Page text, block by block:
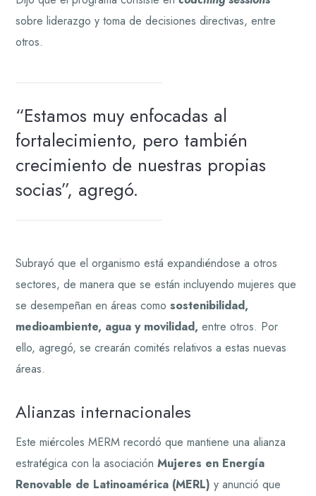
sobre liderazgo y toma de decisiones directivas, entre
otros.
“Estamos muy enfocadas al
fortalecimiento, pero también
crecimiento de nuestras propias
socias”, agregó.
Subrayó que el organismo está expandiéndose a otros
sectores, de manera que se están incluyendo mujeres que
se desempeñan en áreas comosostenibilidad,
medioambiente, agua y movilidad,entre otros. Por
ello, agregó, se crearán comités relativos a estas nuevas
áreas.
Alianzas internacionales
Este miércoles MERM recordó que mantiene una alianza
estratégica con la asociaciónMujeres en Energía
Renovable de Latinoamérica (MERL)y anunció que